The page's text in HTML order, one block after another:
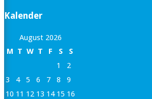
Kalender
August 2026
M T W T F S
S
1
2
3
4 5 6 7 8
9
10 11 12 13 14 15 16